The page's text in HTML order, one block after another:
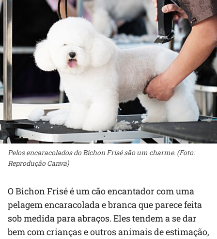
Pelos encaracolados do Bichon Frisé são um charme. (Foto:
Reprodução Canva)
O Bichon Frisé é um cão encantador com uma
pelagem encaracolada e branca que parece feita
sob medida para abraços. Eles tendem a se dar
bem com crianças e outros animais de estimação,